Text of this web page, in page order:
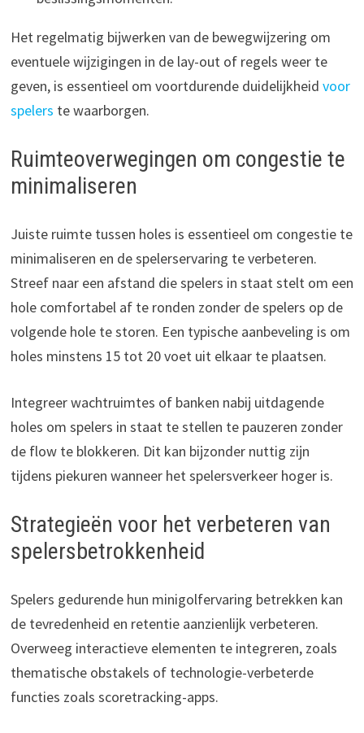
Het regelmatig bijwerken van de bewegwijzering om
eventuele wijzigingen in de lay-out of regels weer te
geven, is essentieel om voortdurende duidelijkheid voor
spelers te waarborgen.
Ruimteoverwegingen om congestie te
minimaliseren
Juiste ruimte tussen holes is essentieel om congestie te
minimaliseren en de spelerservaring te verbeteren.
Streef naar een afstand die spelers in staat stelt om een
hole comfortabel af te ronden zonder de spelers op de
volgende hole te storen. Een typische aanbeveling is om
holes minstens 15 tot 20 voet uit elkaar te plaatsen.
Integreer wachtruimtes of banken nabij uitdagende
holes om spelers in staat te stellen te pauzeren zonder
de flow te blokkeren. Dit kan bijzonder nuttig zijn
tijdens piekuren wanneer het spelersverkeer hoger is.
Strategieën voor het verbeteren van
spelersbetrokkenheid
Spelers gedurende hun minigolfervaring betrekken kan
de tevredenheid en retentie aanzienlijk verbeteren.
Overweeg interactieve elementen te integreren, zoals
thematische obstakels of technologie-verbeterde
functies zoals scoretracking-apps.